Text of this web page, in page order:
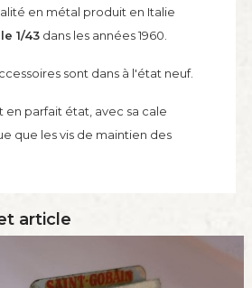
en métal produit en Italie
1/43 dans les années 1960.
sont dans à l'état neuf.
en parfait état, avec sa cale
que les vis de maintien des
article